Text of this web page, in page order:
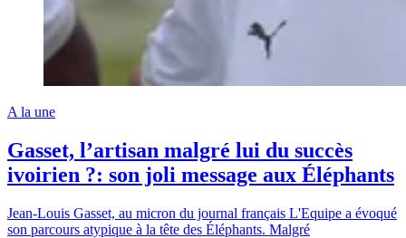
A la une
Gasset, l’artisan malgré lui du succès
ivoirien ?: son joli message aux Éléphants
Jean-Louis Gasset, au micron du journal français L'Equipe a évoqué
son parcours atypique à la tête des Éléphants. Malgré